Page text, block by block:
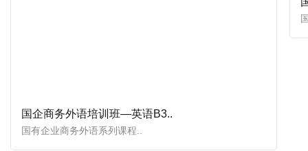
国企商务外语培训班—英语B3..
国有企业商务外语系列课程..